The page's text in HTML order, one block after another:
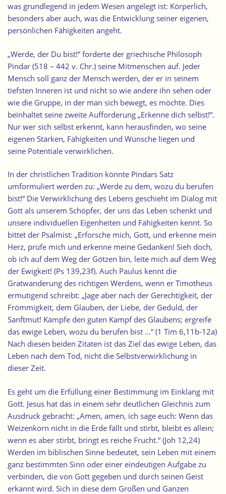
was grundlegend in jedem Wesen angelegt ist: Körperlich,
besonders aber auch, was die Entwicklung seiner eigenen,
persönlichen Fähigkeiten angeht.
„Werde, der Du bist!“ forderte der griechische Philosoph
Pindar (518 – 442 v. Chr.) seine Mitmenschen auf. Jeder
Mensch soll ganz der Mensch werden, der er in seinem
tiefsten Inneren ist und nicht so wie andere ihn sehen oder
wie die Gruppe, in der man sich bewegt, es möchte. Dies
beinhaltet seine zweite Aufforderung „Erkenne dich selbst!“.
Nur wer sich selbst erkennt, kann herausfinden, wo seine
eigenen Stärken, Fähigkeiten und Wünsche liegen und
seine Potentiale verwirklichen.
In der christlichen Tradition könnte Pindars Satz
umformuliert werden zu: „Werde zu dem, wozu du berufen
bist!“ Die Verwirklichung des Lebens geschieht im Dialog mit
Gott als unserem Schöpfer, der uns das Leben schenkt und
unsere individuellen Eigenheiten und Fähigkeiten kennt. So
bittet der Psalmist: „Erforsche mich, Gott, und erkenne mein
Herz, prüfe mich und erkenne meine Gedanken! Sieh doch,
ob ich auf dem Weg der Götzen bin, leite mich auf dem Weg
der Ewigkeit! (Ps 139,23f). Auch Paulus kennt die
Gratwanderung des richtigen Werdens, wenn er Timotheus
ermutigend schreibt: „Jage aber nach der Gerechtigkeit, der
Frömmigkeit, dem Glauben, der Liebe, der Geduld, der
Sanftmut! Kämpfe den guten Kampf des Glaubens; ergreife
das ewige Leben, wozu du berufen bist …“ (1 Tim 6,11b-12a)
Nach diesen beiden Zitaten ist das Ziel das ewige Leben, das
Leben nach dem Tod, nicht die Selbstverwirklichung in
dieser Zeit.
Es geht um die Erfüllung einer Bestimmung im Einklang mit
Gott. Jesus hat das in einem sehr deutlichen Gleichnis zum
Ausdruck gebracht: „Amen, amen, ich sage euch: Wenn das
Weizenkorn nicht in die Erde fällt und stirbt, bleibt es allein;
wenn es aber stirbt, bringt es reiche Frucht.“ (Joh 12,24)
Werden im biblischen Sinne bedeutet, sein Leben mit einem
ganz bestimmten Sinn oder einer eindeutigen Aufgabe zu
verbinden, die von Gott gegeben und durch seinen Geist
erkannt wird. Sich in diese dem Großen und Ganzen